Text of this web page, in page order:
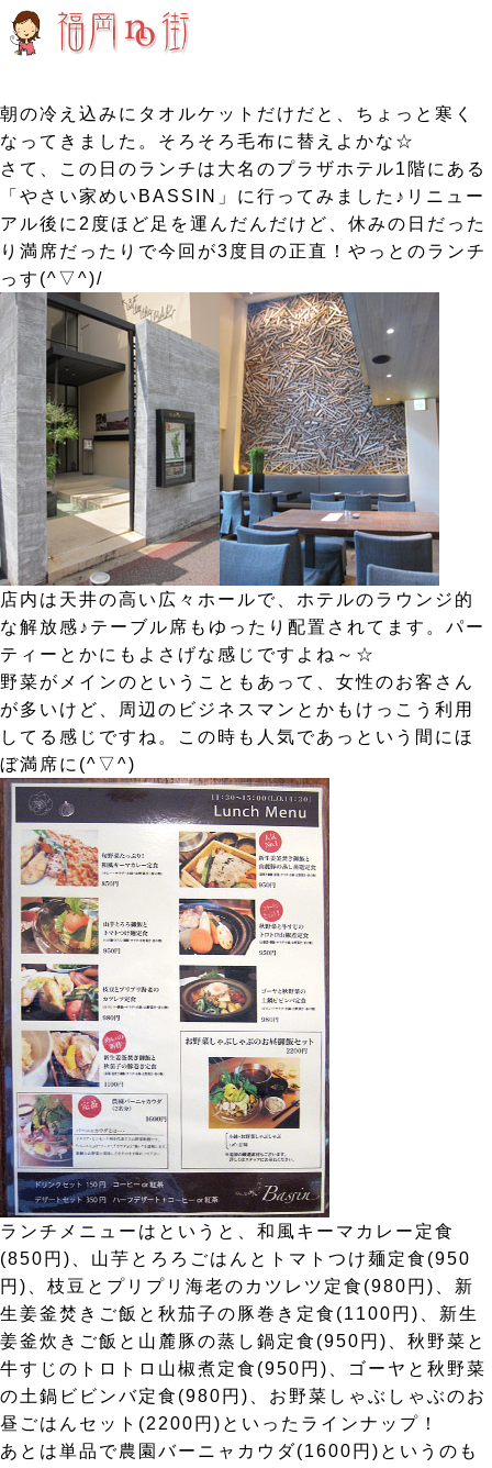
朝の冷え込みにタオルケットだけだと、ちょっと寒く
なってきました。そろそろ毛布に替えよかな☆
さて、この日のランチは大名のプラザホテル1階にある
「やさい家めいBASSIN」に行ってみました♪リニュー
アル後に2度ほど足を運んだんだけど、休みの日だった
り満席だったりで今回が3度目の正直！やっとのランチ
っす(^▽^)/
店内は天井の高い広々ホールで、ホテルのラウンジ的
な解放感♪テーブル席もゆったり配置されてます。パー
ティーとかにもよさげな感じですよね～☆
野菜がメインのということもあって、女性のお客さん
が多いけど、周辺のビジネスマンとかもけっこう利用
してる感じですね。この時も人気であっという間にほ
ぼ満席に(^▽^)
ランチメニューはというと、和風キーマカレー定食
(850円)、山芋とろろごはんとトマトつけ麺定食(950
円)、枝豆とプリプリ海老のカツレツ定食(980円)、新
生姜釜焚きご飯と秋茄子の豚巻き定食(1100円)、新生
姜釜炊きご飯と山麓豚の蒸し鍋定食(950円)、秋野菜と
牛すじのトロトロ山椒煮定食(950円)、ゴーヤと秋野菜
の土鍋ビビンバ定食(980円)、お野菜しゃぶしゃぶのお
昼ごはんセット(2200円)といったラインナップ！
あとは単品で農園バーニャカウダ(1600円)というのも